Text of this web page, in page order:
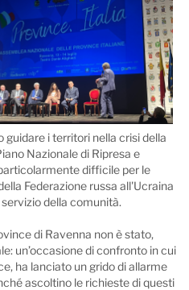
guidare i territori nella crisi della
Nazionale di Ripresa e
difficile per le
Federazione russa all'Ucraina
della comunità.
di Ravenna non è stato,
un’occasione di confronto in cui
ha lanciato un grido di allarme
ascoltino le richieste di questi